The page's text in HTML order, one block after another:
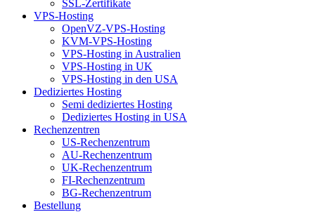
SSL-Zertifikate
VPS-Hosting
OpenVZ-VPS-Hosting
KVM-VPS-Hosting
VPS-Hosting in Australien
VPS-Hosting in UK
VPS-Hosting in den USA
Dediziertes Hosting
Semi dediziertes Hosting
Dediziertes Hosting in USA
Rechenzentren
US-Rechenzentrum
AU-Rechenzentrum
UK-Rechenzentrum
FI-Rechenzentrum
BG-Rechenzentrum
Bestellung